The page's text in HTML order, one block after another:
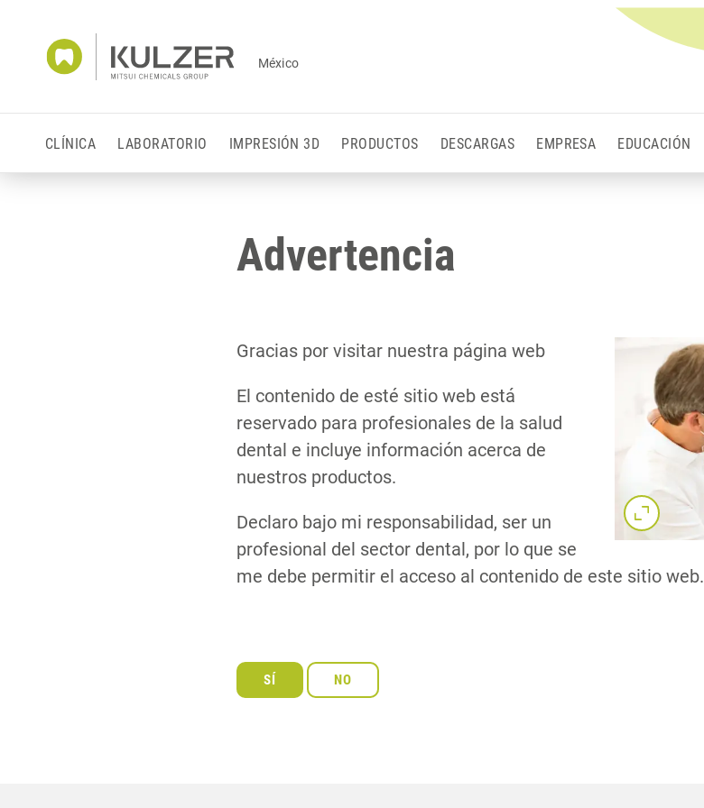
México
CLÍNICA LABORATORIO IMPRESIÓN 3D PRODUCTOS DESCARGAS EMPRESA EDUCACIÓN
Advertencia
Gracias por visitar nuestra página web
El contenido de esté sitio web está
reservado para profesionales de la salud
dental e incluye información acerca de
nuestros productos.
Declaro bajo mi responsabilidad, ser un
profesional del sector dental, por lo que se
me debe permitir el acceso al contenido de este sitio web.